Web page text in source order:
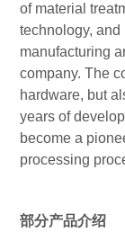
of material
technology,
manufacturing
company. The
hardware, but
years of
become a
processing
部分产品介绍